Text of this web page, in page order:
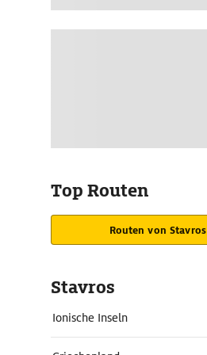
Top Routen
Routen von Stavros
Stavros
Ionische Inseln